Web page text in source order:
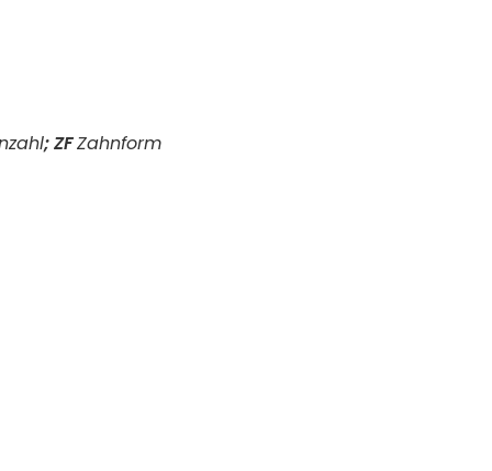
;ZFZahnform